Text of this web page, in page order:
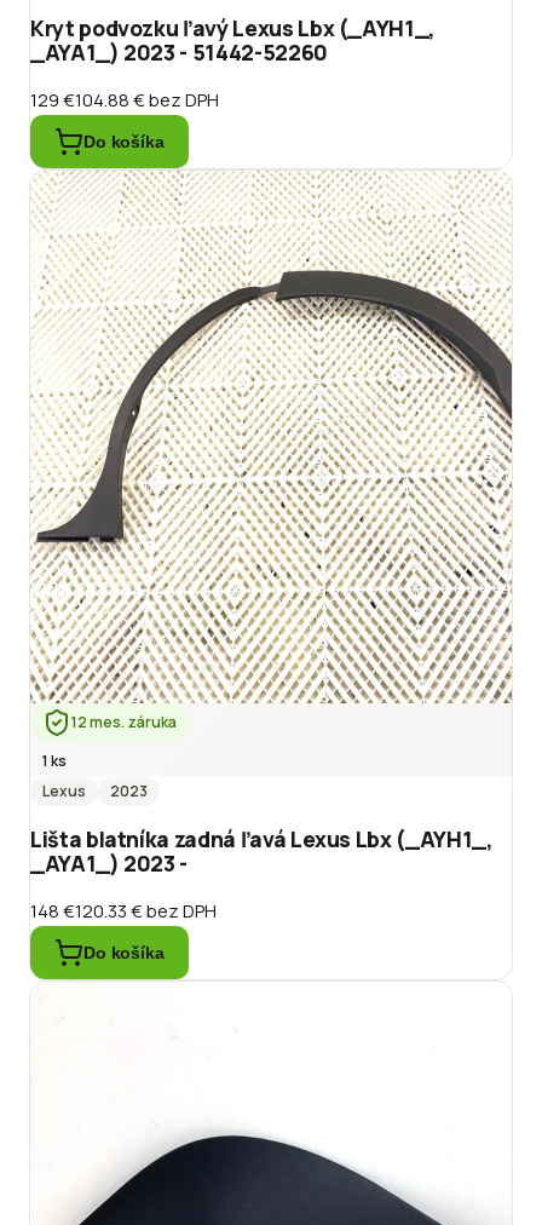
Kryt podvozku ľavý Lexus Lbx (_AYH1_,
_AYA1_) 2023 - 51442-52260
129 €104.88 €bez DPH
Do košíka
12 mes. záruka
1 ks
Lexus
2023
Lišta blatníka zadná ľavá Lexus Lbx (_AYH1_,
_AYA1_) 2023 -
148 €120.33 €bez DPH
Do košíka